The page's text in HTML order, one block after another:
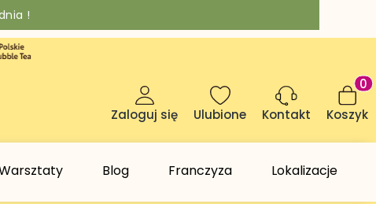
!
Zaloguj się Ulubione Kontakt Koszyk
Blog Franczyza Lokalizacje